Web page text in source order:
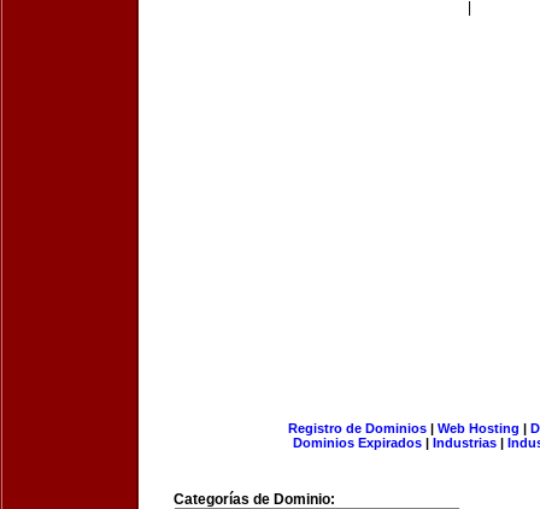
Registro de Dominios| Web Hosting |
Dominios Expirados | Industrias |
Categorías de Dominio: